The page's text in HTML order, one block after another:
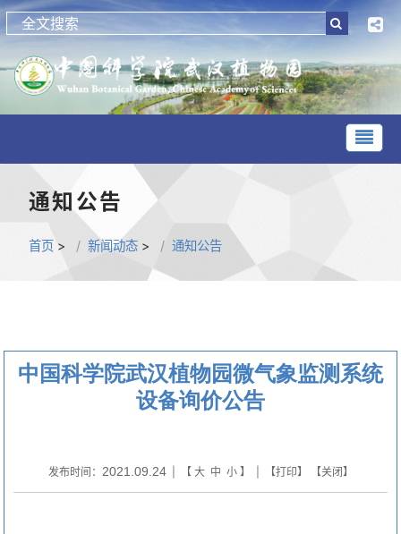
通知公告
首页 > 新闻动态 > 通知公告
中国科学院武汉植物园微气象监测系统
设备询价公告
发布时间： 2021.09.24| 【 大 中 小】 | 【打印】 【关闭】